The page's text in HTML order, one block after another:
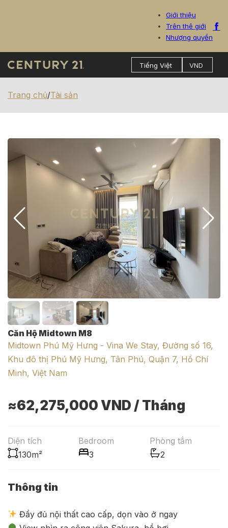
Giới thiệu
Trên thê giới
Nhượng quyền
Trang chủ/Tài sản
Căn Hộ Midtown M8
Midtown Phú Mỹ Hưng - Vina We Stay, Đường số 16,
Khu đô thị Phú Mỹ Hưng, Tân Phú, Quận 7, Hồ Chí
Minh, Việt Nam
≈62,275,000VND / Tháng
Diện tích
130m²
Bedroom
3
Phòng tắm
2
Thông tin
Đầy đủ nội thất cao cấp, dọn vào ở ngay